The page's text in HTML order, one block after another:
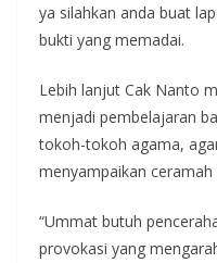
ya silahkan anda buat
bukti yang memadai.
Lebih lanjut Cak Nanto
menjadi pembelajaran
tokoh-tokoh agama,
menyampaikan
“Ummat butuh
provokasi yang